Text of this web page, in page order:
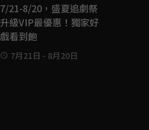
7/21-8/20，盛夏追劇祭
升級VIP最優惠！獨家好
戲看到飽
7月21日 - 8月20日